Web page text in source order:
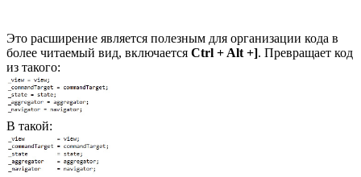
Это расширение является полезным для организации кода в
более читаемый вид, включается Ctrl + Alt +]. Превращает код
из такого:
В такой: